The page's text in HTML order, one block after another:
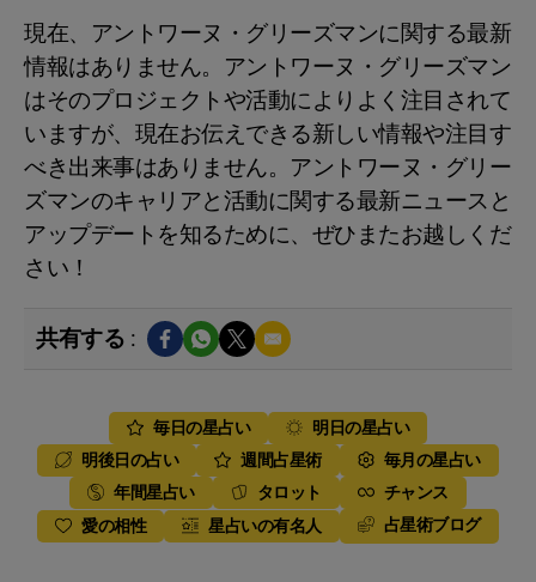
現在、アントワーヌ・グリーズマンに関する最新
情報はありません。アントワーヌ・グリーズマン
はそのプロジェクトや活動によりよく注目されて
いますが、現在お伝えできる新しい情報や注目す
べき出来事はありません。アントワーヌ・グリー
ズマンのキャリアと活動に関する最新ニュースと
アップデートを知るために、ぜひまたお越しくだ
さい！
共有する :
毎日の星占い
明日の星占い
明後日の占い
週間占星術
毎月の星占い
年間星占い
タロット
チャンス
愛の相性
星占いの有名人 占星術ブログ